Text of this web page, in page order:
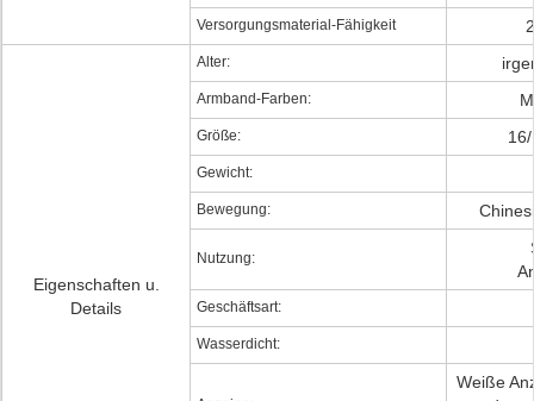
Versorgungsmaterial-Fähigkeit
Eigenschaften u.
Details
Alter:
Armband-Farben:
Größe:
Gewicht:
Bewegung:
Nutzung:
Geschäftsart:
Wasserdicht:
Weiße